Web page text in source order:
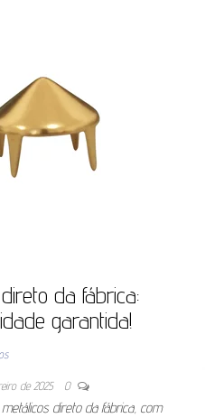
da fábrica:
garantida!
de 2025 0
direto da fábrica, com